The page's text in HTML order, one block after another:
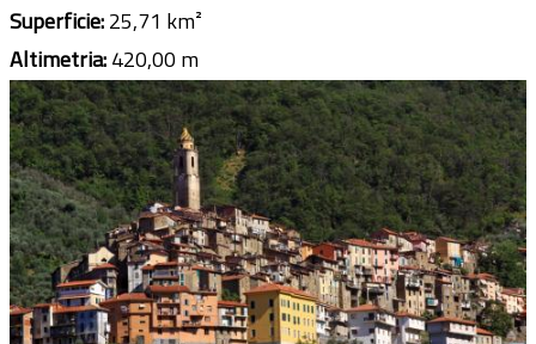
Superficie:25,71 km²
Altimetria:420,00 m